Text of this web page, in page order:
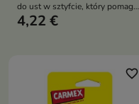
do ust w sztyfcie, który pomaga
regenerować spierzchnięte usta,
uczucie chłodzenia
4,22 €
favorite_border